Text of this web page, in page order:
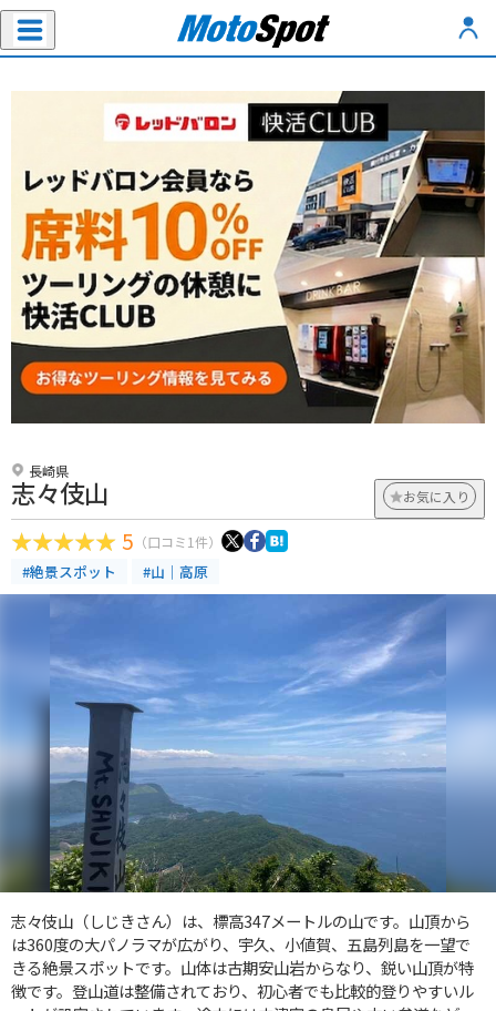
長崎県
志々伎山 お気に入り
5 （口コミ1件）
#絶景スポット #山｜高原
志々伎山（しじきさん）は、標高347メートルの山です。山頂から
は360度の大パノラマが広がり、宇久、小値賀、五島列島を一望で
きる絶景スポットです。山体は古期安山岩からなり、鋭い山頂が特
徴です。登山道は整備されており、初心者でも比較的登りやすいル